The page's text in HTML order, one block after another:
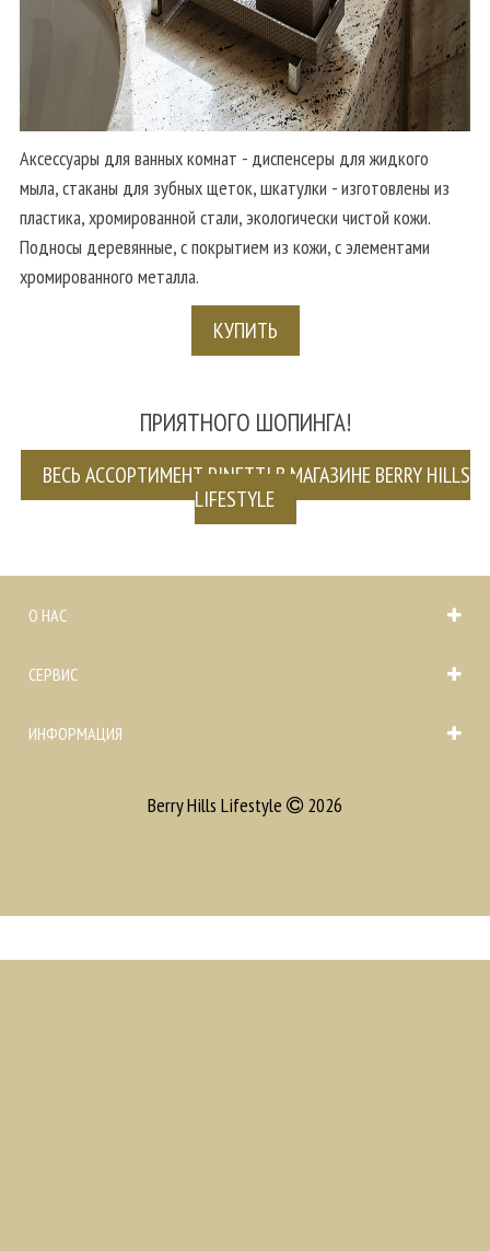
Аксессуары для ванных комнат - диспенсеры для жидкого
мыла, стаканы для зубных щеток, шкатулки - изготовлены из
пластика, хромированной стали, экологически чистой кожи.
Подносы деревянные, с покрытием из кожи, с элементами
хромированного металла.
КУПИТЬ
ПРИЯТНОГО ШОПИНГА!
ВЕСЬ АССОРТИМЕНТ PINETTI В МАГАЗИНЕ BERRY HILLS
LIFESTYLE
О НАС
СЕРВИС
ИНФОРМАЦИЯ
Berry Hills Lifestyle 2026